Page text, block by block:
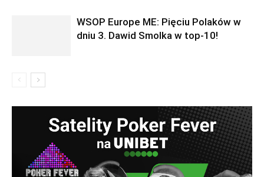
WSOP Europe ME: Pięciu Polaków w
dniu 3. Dawid Smolka w top-10!